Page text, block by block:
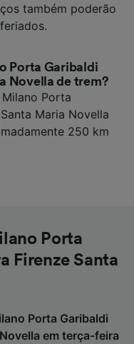
também poderão
Porta Garibaldi
Novella de trem?
Porta
Maria Novella
250 km
Porta
Firenze Santa
Porta Garibaldi
em terça-feira